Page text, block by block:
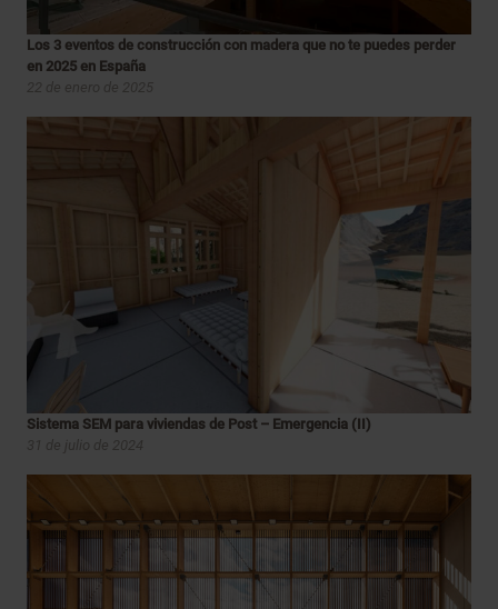
Los 3 eventos de construcción con madera que no te puedes perder
en 2025 en España
22 de enero de 2025
Sistema SEM para viviendas de Post – Emergencia (II)
31 de julio de 2024